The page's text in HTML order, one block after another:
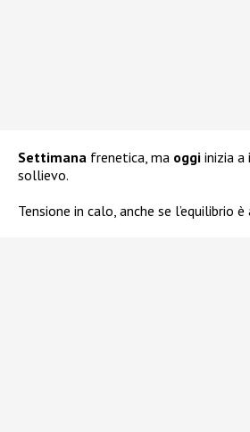
Settimana frenetica, ma oggi inizia a
sollievo.
Tensione in calo, anche se l’equilibrio